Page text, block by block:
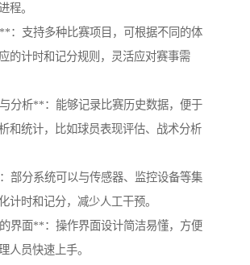
程。
：支持多种比赛项目，可根据不同的体
的计时和记分规则，灵活应对赛事需
分析**：能够记录比赛历史数据，便于
和统计，比如球员表现评估、战术分析
部分系统可以与传感器、监控设备等集
计时和记分，减少人工干预。
界面**：操作界面设计简洁易懂，方便
人员快速上手。